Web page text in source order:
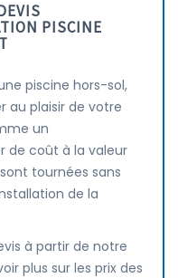
PISCINE
piscine hors-sol,
au plaisir de votre
un
de coût à la valeur
tournées sans
de la
à partir de notre
plus sur les prix des